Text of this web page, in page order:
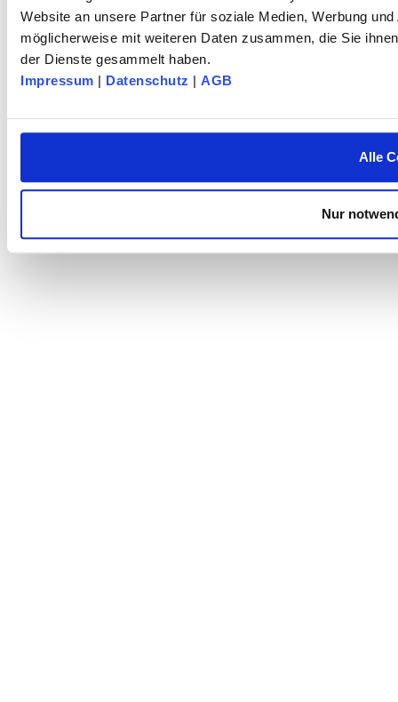
Website an unsere Partner für soziale Medien, Werbung
möglicherweise mit weiteren Daten zusammen, die Sie
der Dienste gesammelt haben.
Impressum | Datenschutz | AGB
Alle
Nur
© 2025 dk FIXIERSYSTEME GmbH & Co. KG – Tous droits réservés.